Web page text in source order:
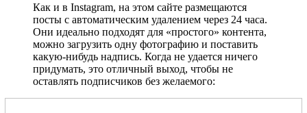
Как и в Instagram, на этом сайте размещаются
посты с автоматическим удалением через 24 часа.
Они идеально подходят для «простого» контента,
можно загрузить одну фотографию и поставить
какую-нибудь надпись. Когда не удается ничего
придумать, это отличный выход, чтобы не
оставлять подписчиков без желаемого: